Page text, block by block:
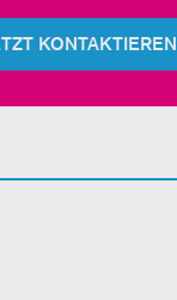
KONTAKTIEREN